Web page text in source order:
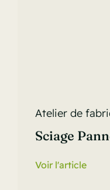
Atelier de
Sciage
Voir l'article